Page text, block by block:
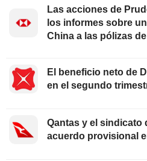
Las acciones de
los informes sobre
China a las pólizas
El beneficio neto de
en el segundo
Qantas y el sindicato
acuerdo provisional